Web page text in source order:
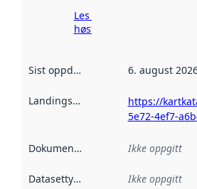
Les mer om
høsting her
Sist oppdatert 6. august
Landingsside
https://
5e72-4ef7-
Dokumentasjon Ikke oppgitt
Datasettype Ikke oppgitt